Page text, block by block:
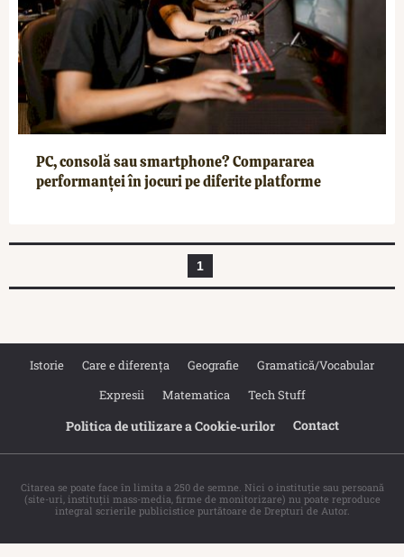
PC, consolă sau smartphone? Compararea
performanței în jocuri pe diferite platforme
1
Istorie Care e diferența Geografie
Gramatică/Vocabular
Expresii
Matematica Tech Stuff
Politica de utilizare a Cookie‐urilor Contact
Citarea se poate face în limita a 250 de semne. Nici o instituţie sau persoană
(site-uri, instituţii mass-media, firme de monitorizare) nu poate reproduce
integral scrierile publicistice purtătoare de Drepturi de Autor.